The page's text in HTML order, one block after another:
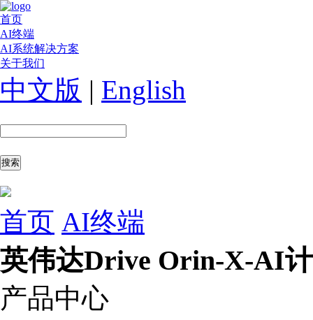
首页
AI终端
AI系统解决方案
关于我们
中文版 | English
首页 AI终端
英伟达Drive Orin-X-AI
产品中心